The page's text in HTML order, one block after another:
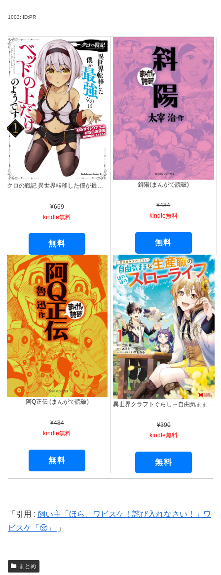
1003: ID:PR
クロの戦記 異世界転移した僕が最強なのはベッドの上だけのようです （１） (角川コミックス・エース)
¥669
kindle無料
無料
斜陽(まんがで読破)
¥484
kindle無料
無料
阿Q正伝 (まんがで読破)
¥484
kindle無料
無料
異世界クラフトぐらし～自由気ままな生産職のほのぼのスローライフ～（コミック） ： 1 (モンスターコミックス)
¥390
kindle無料
無料
引用 : 飼い主「ほら、ワビスケ！詫び入れなさい！」ワ
ビスケ「🥺」
まとめ